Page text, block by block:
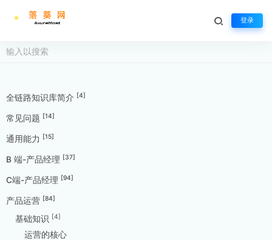
登录
全链路知识库简介 [4]
常见问题 [14]
通用能力 [15]
B 端-产品经理 [37]
C端-产品经理 [94]
产品运营 [84]
基础知识 [4]
运营的核心